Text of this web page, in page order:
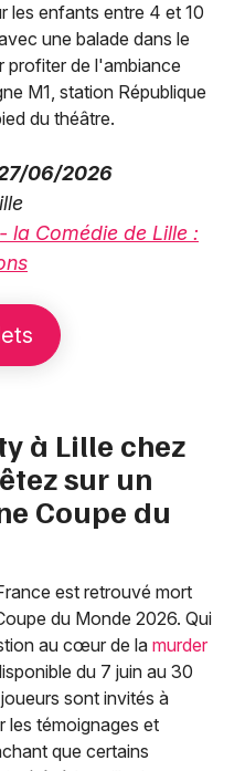
les enfants entre 4 et 10
une balade dans le
profiter de l'ambiance
M1, station République
du théâtre.
06/2026
la Comédie de Lille :
à Lille chez
sur un
Coupe du
est retrouvé mort
du Monde 2026. Qui
au cœur de la murder
du 7 juin au 30
sont invités à
les témoignages et
que certains